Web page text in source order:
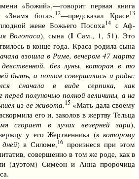
«Божий»,—говорит первая книга
«Знамя бога»,12—предсказал Красе13
жене Божьего Посоха14 с Аф-
Волопаса), сына (IСам., 1, 51). Это
в конце года. Краса родила сына
взошла в Риме, вечером 47 марта
без луны, которая в то
бытъ, а потом совершились и роды:
сначала в виде серпика, как
полуночью полной величины, а на
из ее живота.15 «Мать дала своему
его и, заколов в жертву Тельца
сгорает в лучах вечерней зари),
у его Жертвенника (к которому
) в Силоме,16 произнеся при этом
совершенно в том же роде, как в
(дуэтом) Симеон и Анна пророчица